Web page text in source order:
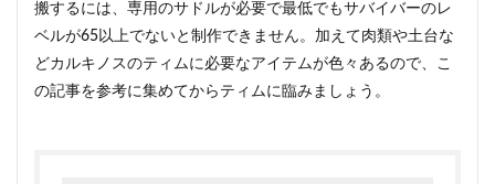
搬するには、専用のサドルが必要で最低でもサバイバーのレ
ベルが65以上でないと制作できません。加えて肉類や土台な
どカルキノスのティムに必要なアイテムが色々あるので、こ
の記事を参考に集めてからティムに臨みましょう。